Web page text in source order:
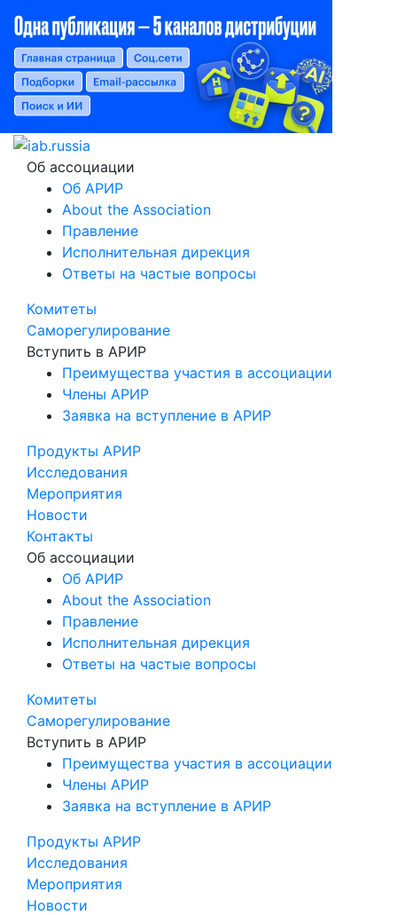
Об ассоциации
Об АРИР
About the Association
Правление
Исполнительная дирекция
Ответы на частые вопросы
Комитеты
Саморегулирование
Вступить в АРИР
Преимущества участия в ассоциации
Члены АРИР
Заявка на вступление в АРИР
Продукты АРИР
Исследования
Мероприятия
Новости
Контакты
Об ассоциации
Об АРИР
About the Association
Правление
Исполнительная дирекция
Ответы на частые вопросы
Комитеты
Саморегулирование
Вступить в АРИР
Преимущества участия в ассоциации
Члены АРИР
Заявка на вступление в АРИР
Продукты АРИР
Исследования
Мероприятия
Новости